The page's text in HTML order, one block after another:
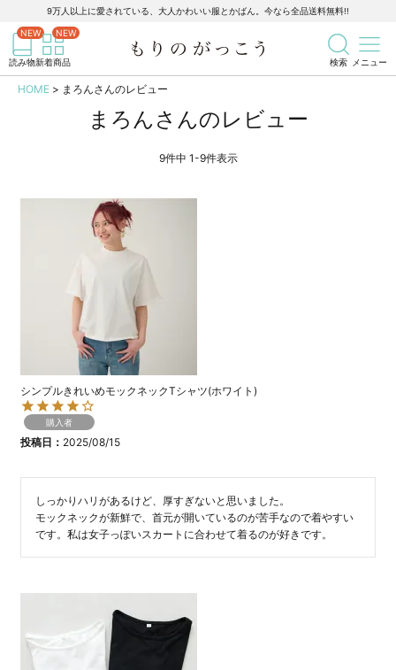
9万人以上に愛されている、大人かわいい服とかばん。今なら全品送料無料!!
読み物新着商品 検索 メニュー
商品を検索 記事を検索
HOME まろんさんのレビュー
まろんさんのレビュー
9件中 1-9件表示
シンプルきれいめモックネックTシャツ(ホワイト)
購入者
投稿日 2025/08/15
しっかりハリがあるけど、厚すぎないと思いました。
モックネックが新鮮で、首元が開いているのが苦手なので着やすい
です。私は女子っぽいスカートに合わせて着るのが好きです。